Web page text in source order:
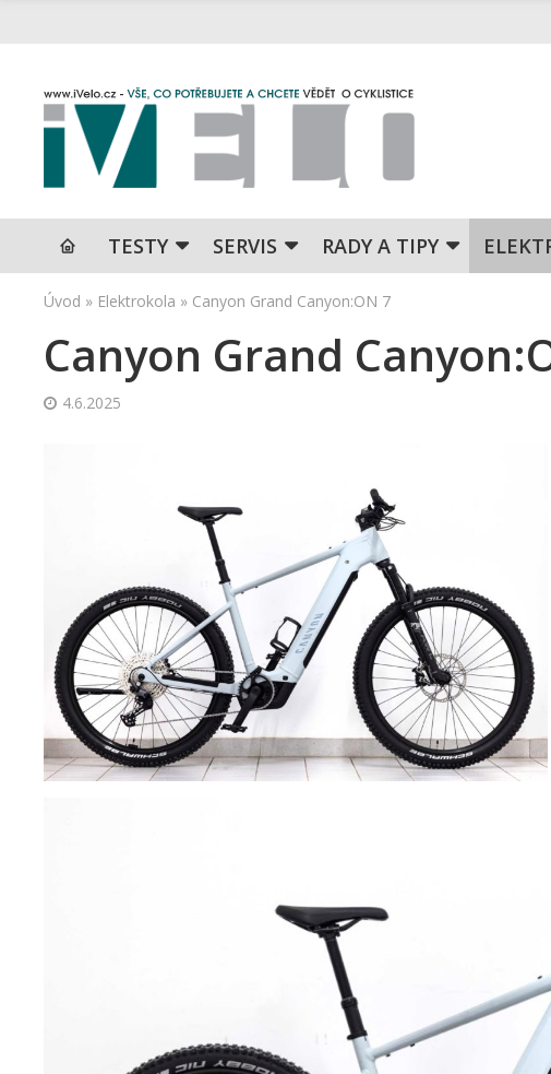
TESTY SERVIS RADY A TIPY
Úvod » Elektrokola » Canyon Grand Canyon:ON 7
Canyon Grand
4.6.2025